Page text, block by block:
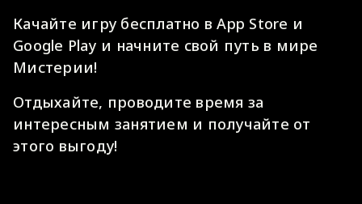
Качайте игру бесплатно в App Store и
Google Play и начните свой путь в мире
Мистерии!
Отдыхайте, проводите время за
интересным занятием и получайте от
этого выгоду!